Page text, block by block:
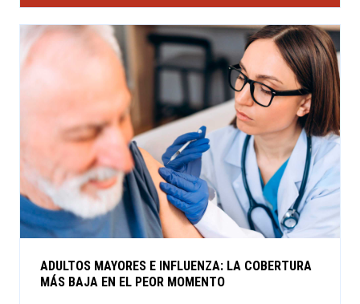
ADULTOS MAYORES E INFLUENZA: LA COBERTURA
MÁS BAJA EN EL PEOR MOMENTO